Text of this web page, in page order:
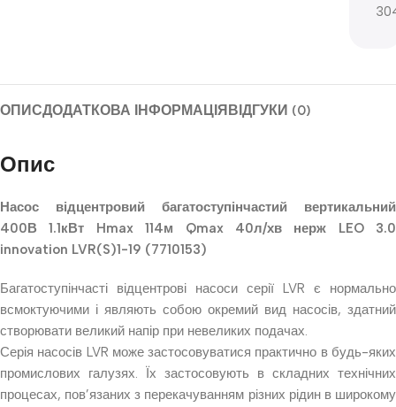
ОПИСДОДАТКОВА ІНФОРМАЦІЯВІДГУКИ (0)
Опис
Насос відцентровий багатоступінчастий вертикальний
400В 1.1кВт Hmax 114м Qmax 40л/хв нерж LEO 3.0
innovation LVR(S)1-19 (7710153)
Багатоступінчасті відцентрові насоси серії LVR є нормально
всмоктуючими і являють собою окремий вид насосів, здатний
створювати великий напір при невеликих подачах.
Серія насосів LVR може застосовуватися практично в будь-яких
промислових галузях. Їх застосовують в складних технічних
процесах, пов’язаних з перекачуванням різних рідин в широкому